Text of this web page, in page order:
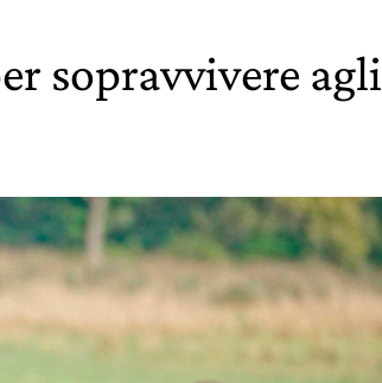
sopravvivere agli